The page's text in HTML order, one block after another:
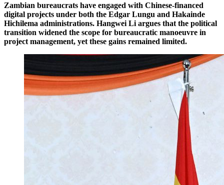
Zambian bureaucrats have engaged with Chinese-financed
digital projects under both the Edgar Lungu and Hakainde
Hichilema administrations. Hangwei Li argues that the political
transition widened the scope for bureaucratic manoeuvre in
project management, yet these gains remained limited.